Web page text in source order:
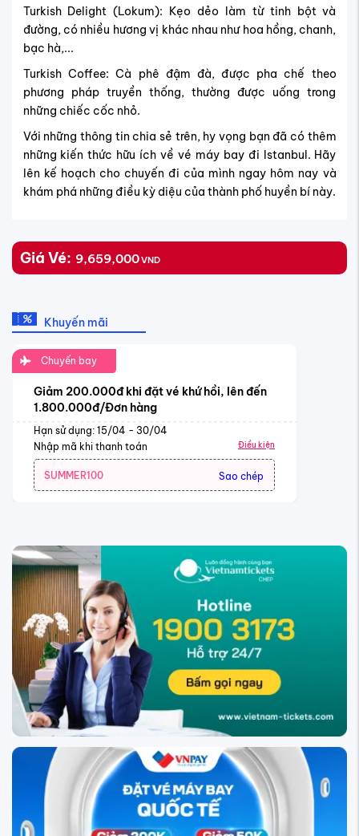
Turkish Delight (Lokum): Kẹo dẻo làm từ tinh bột và
đường, có nhiều hương vị khác nhau như hoa hồng, chanh,
bạc hà,...
Turkish Coffee: Cà phê đậm đà, được pha chế theo
phương pháp truyền thống, thường được uống trong
những chiếc cốc nhỏ.
Với những thông tin chia sẻ trên, hy vọng bạn đã có thêm
những kiến thức hữu ích về vé máy bay đi Istanbul. Hãy
lên kế hoạch cho chuyến đi của mình ngay hôm nay và
khám phá những điều kỳ diệu của thành phố huyền bí này.
Giá Vé: 9,659,000VND
Khuyến mãi
Chuyến bay
Giảm 200.000đ khi đặt vé khứ hồi, lên đến
1.800.000đ/Đơn hàng
Hạn sử dụng: 15/04 - 30/04
Nhập mã khi thanh toán
Điều kiện
SUMMER100 Sao chép